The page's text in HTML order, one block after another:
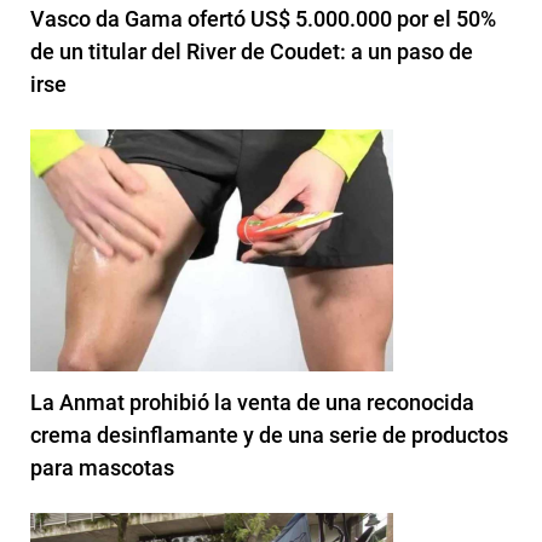
Vasco da Gama ofertó US$ 5.000.000 por el 50%
de un titular del River de Coudet: a un paso de
irse
La Anmat prohibió la venta de una reconocida
crema desinflamante y de una serie de productos
para mascotas